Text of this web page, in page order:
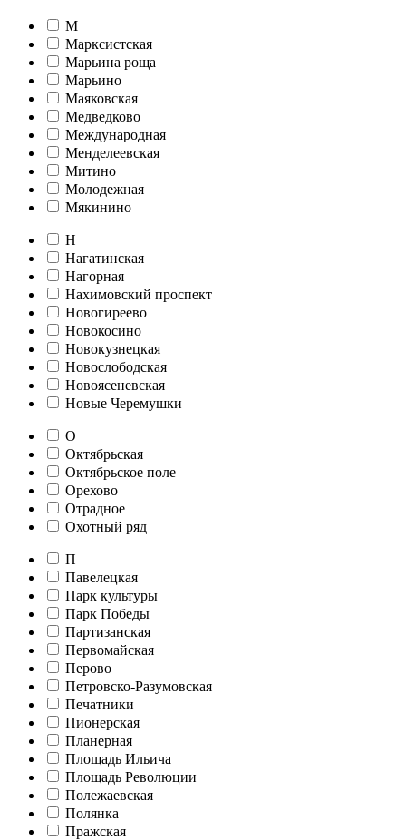
М
Марксистская
Марьина роща
Марьино
Маяковская
Медведково
Международная
Менделеевская
Митино
Молодежная
Мякинино
Н
Нагатинская
Нагорная
Нахимовский проспект
Новогиреево
Новокосино
Новокузнецкая
Новослободская
Новоясеневская
Новые Черемушки
О
Октябрьская
Октябрьское поле
Орехово
Отрадное
Охотный ряд
П
Павелецкая
Парк культуры
Парк Победы
Партизанская
Первомайская
Перово
Петровско-Разумовская
Печатники
Пионерская
Планерная
Площадь Ильича
Площадь Революции
Полежаевская
Полянка
Пражская